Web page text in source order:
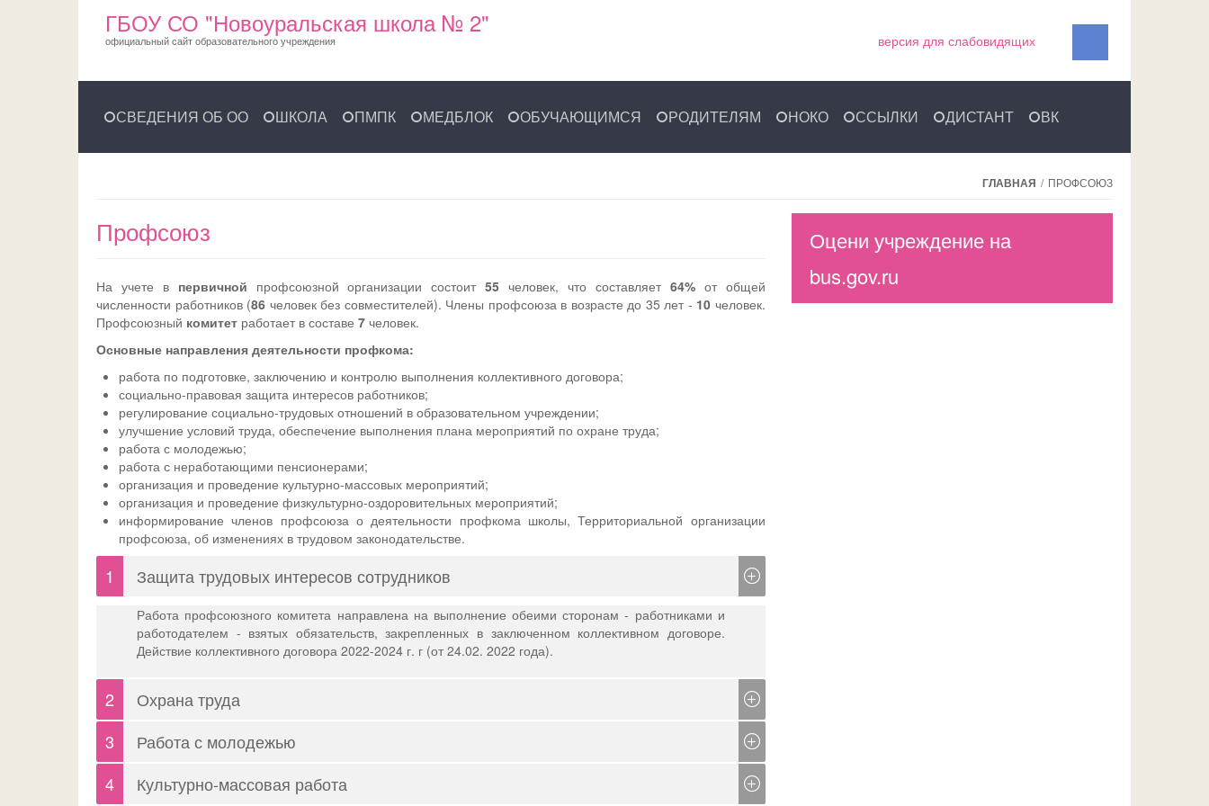
ГБОУ СО "Новоуральская школа № 2"
официальный сайт образовательного учреждения версия для слабовидящих
СВЕДЕНИЯ ОБ ОО ШКОЛА ПМПК МЕДБЛОК ОБУЧАЮЩИМСЯ РОДИТЕЛЯМ НОКО ССЫЛКИ ДИСТАНТ ВК
ГЛАВНАЯ / ПРОФСОЮЗ
Профсоюз
На учете в первичной профсоюзной организации состоит55человек, что составляет 64%от общей
численности работников (86 человек без совместителей). Члены профсоюза в возрасте до 35 лет - 10 человек.
Профсоюзный комитет работает в составе 7 человек.
Основные направления деятельности профкома:
работа по подготовке, заключению и контролю выполнения коллективного договора;
социально-правовая защита интересов работников;
регулирование социально-трудовых отношений в образовательном учреждении;
улучшение условий труда, обеспечение выполнения плана мероприятий по охране труда;
работа с молодежью;
работа с неработающими пенсионерами;
организация и проведение культурно-массовых мероприятий;
организация и проведение физкультурно-оздоровительных мероприятий;
информирование членов профсоюза о деятельности профкома школы, Территориальной организации
профсоюза, об изменениях в трудовом законодательстве.
1 Защита трудовых интересов сотрудников
Работа профсоюзного комитета направлена на выполнение обеими сторонам - работниками и
работодателем - взятых обязательств, закрепленных в заключенном коллективном договоре.
Действие коллективного договора 2022-2024 г. г (от 24.02. 2022 года).
2 Охрана труда
Осуществление общественного контроля состояния условий и охраны труда, соблюдения законодательства по
3 Работа с молодежью
В коллективном договоре имеется раздел "Работа с молодежью и наставничество". Молодые
работники привлекаются к активному участию в работе профсоюза и жизни коллектива,
4 Культурно-массовая работа
Оцени учреждение на
bus.gov.ru